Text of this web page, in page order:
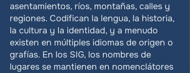
asentamientos, ríos, montañas, calles y
regiones. Codifican la lengua, la historia,
la cultura y la identidad, y a menudo
existen en múltiples idiomas de origen o
grafías. En los SIG, los nombres de
lugares se mantienen en nomenclátores